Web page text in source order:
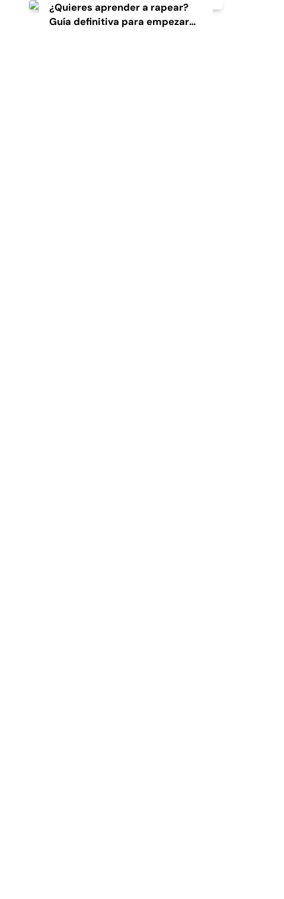
¿Quieres aprender a rapear?
Guía definitiva para empezar